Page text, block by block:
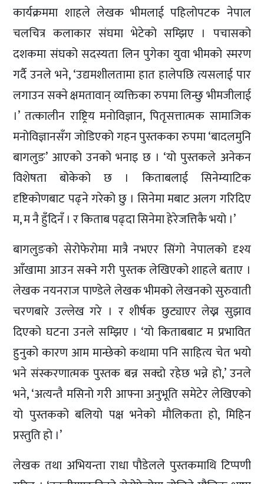
कार्यक्रममा शाहले लेखक भीमलाई पहिलोपटक नेपाल
चलचित्र कलाकार संघमा भेटेको सम्झिए । पचासको
दशकमा संघको सदस्यता लिन पुगेका युवा भीमको स्मरण
गर्दै उनले भने, ‘उद्यमशीलतामा हात हालेपछि त्यसलाई पार
लगाउन सक्ने क्षमतावान् व्यक्तिका रुपमा लिन्छु भीमजीलाई
।’ तत्कालीन राष्ट्रिय मनोविज्ञान, पितृसत्तात्मक सामाजिक
मनोविज्ञानसँग जोडिएको गहन पुस्तकका रुपमा ‘बादलमुनि
बागलुङ’ आएको उनको भनाइ छ । ‘यो पुस्तकले अनेकन
विशेषता बोकेको छ । किताबलाई सिनेम्याटिक
दृष्टिकोणबाट पढ्ने गरेको छु । सिनेमा मबाट अलग गरिदिए
म, म नै हुँदिनँ । र किताब पढ्दा सिनेमा हेरेजत्तिकै भयो ।’
बागलुङको सेरोफेरोमा मात्रै नभएर सिंगो नेपालको दृश्य
आँखामा आउन सक्ने गरी पुस्तक लेखिएको शाहले बताए ।
लेखक नयनराज पाण्डेले लेखक भीमको लेखनको सुरुवाती
चरणबारे उल्लेख गरे । र शीर्षक छुट्याएर लेख्न सुझाव
दिएको घटना उनले सम्झिए । ‘यो किताबबाट म प्रभावित
हुनुको कारण आम मान्छेको कथामा पनि साहित्य चेत भयो
भने संस्करणात्मक पुस्तक बन्न सक्दो रहेछ भन्ने हो,’ उनले
भने, ‘अत्यन्तै मसिनो गरी आफ्ना अनुभूति समेटेर लेखिएको
यो पुस्तकको बलियो पक्ष भनेको मौलिकता हो, मिहिन
प्रस्तुति हो ।’
लेखक तथा अभियन्ता राधा पौडेलले पुस्तकमाथि टिप्पणी